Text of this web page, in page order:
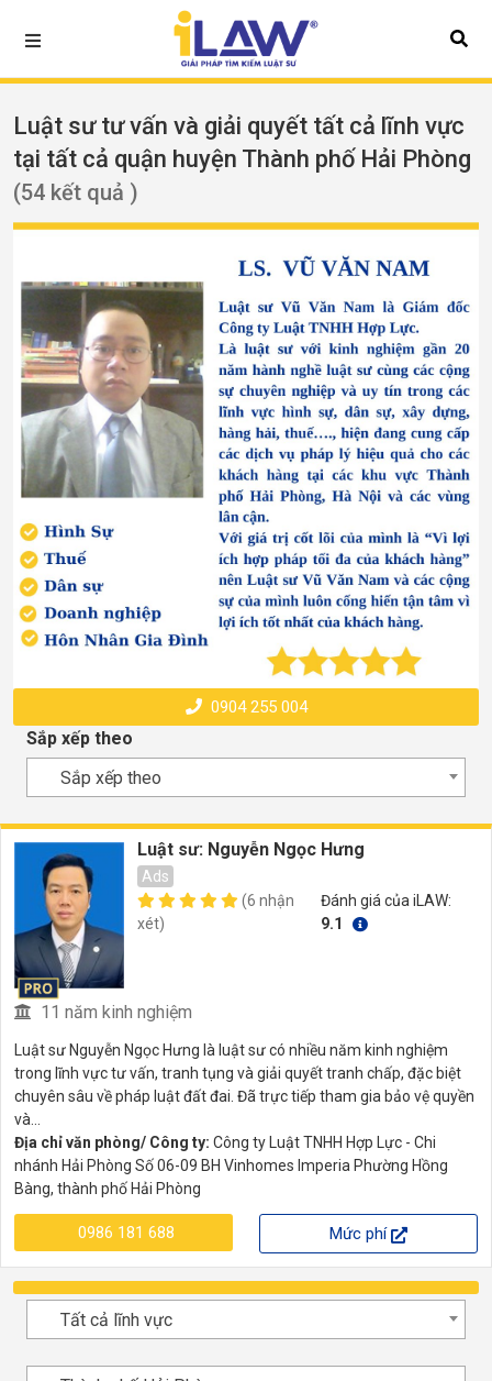
Luật sư tư vấn và giải quyết tất cả lĩnh vực
tại tất cả quận huyện Thành phố Hải Phòng
(54 kết quả )
0904 255 004
Sắp xếp theo
Sắp xếp theo
Luật sư: Nguyễn Ngọc Hưng
Ads
(6 nhận
xét)
Đánh giá của iLAW:
9.1
11 năm kinh nghiệm
Luật sư Nguyễn Ngọc Hưng là luật sư có nhiều năm kinh nghiệm
trong lĩnh vực tư vấn, tranh tụng và giải quyết tranh chấp, đặc biệt
chuyên sâu về pháp luật đất đai. Đã trực tiếp tham gia bảo vệ quyền
và...
Địa chỉ văn phòng/ Công ty: Công ty Luật TNHH Hợp Lực - Chi
nhánh Hải Phòng Số 06-09 BH Vinhomes Imperia Phường Hồng
Bàng, thành phố Hải Phòng
0986 181 688 Mức phí
Tất cả lĩnh vực